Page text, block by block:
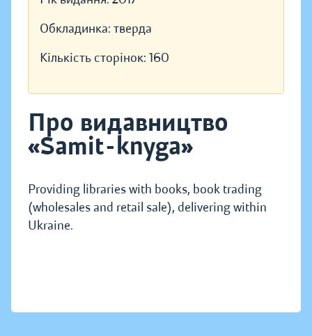
Обкладинка: тверда
Кількість сторінок: 160
Про видавництво
«Samit-knyga»
Providing libraries with books, book trading
(wholesales and retail sale), delivering within
Ukraine.